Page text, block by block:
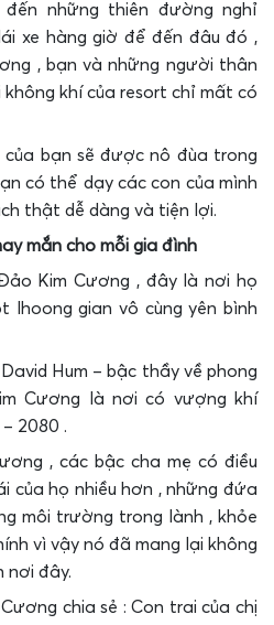
những thiên đường nghỉ
xe hàng giờ để đến đâu đó ,
, bạn và những người thân
khí của resort chỉ mất có
bạn sẽ được nô đùa trong
có thể dạy các con của mình
thật dễ dàng và tiện lợi.
mắn cho mỗi gia đình
Kim Cương , đây là nơi họ
lhoong gian vô cùng yên bình
Hum – bậc thầy về phong
Cương là nơi có vượng khí
2080 .
, các bậc cha mẹ có điều
của họ nhiều hơn , những đứa
môi trường trong lành , khỏe
vì vậy nó đã mang lại không
nơi đây.
chia sẻ : Con trai của chị